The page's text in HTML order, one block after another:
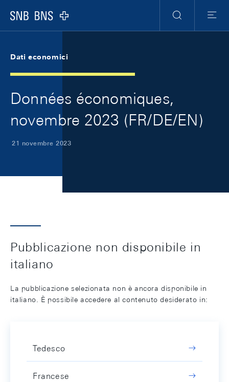
Logo
Ricerca
Menu
Dati economici
Données économiques,
novembre 2023 (FR/DE/EN)
21 novembre 2023
Pubblicazione non disponibile in
italiano
La pubblicazione selezionata non è ancora disponibile in
italiano. È possibile accedere al contenuto desiderato in:
Tedesco
Francese